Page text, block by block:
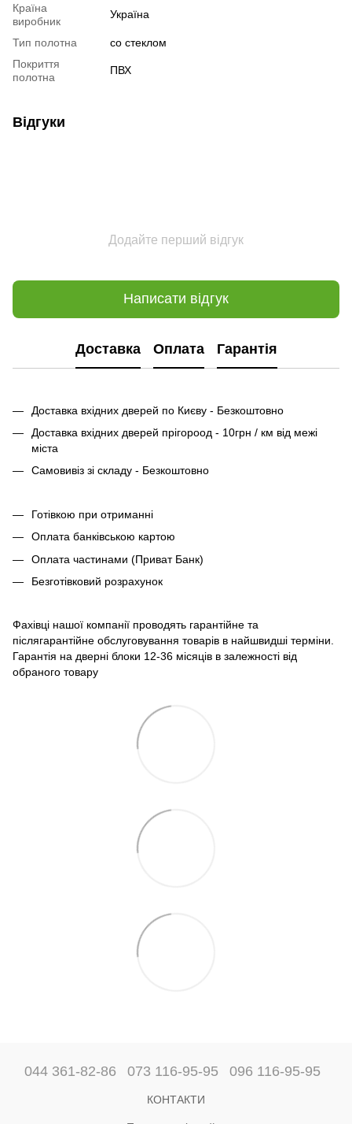
Країна
виробник
Україна
Тип полотна
со стеклом
Покриття
полотна
ПВХ
Відгуки
Додайте перший відгук
Написати відгук
Доставка Оплата Гарантія
Доставка вхідних дверей по Києву - Безкоштовно
Доставка вхідних дверей прігороод - 10грн / км від межі
міста
Самовивіз зі складу - Безкоштовно
Готівкою при отриманні
Оплата банківською картою
Оплата частинами (Приват Банк)
Безготівковий розрахунок
Фахівці нашої компанії проводять гарантійне та
післягарантійне обслуговування товарів в найшвидші терміни.
Гарантія на дверні блоки 12-36 місяців в залежності від
обраного товару
044 361-82-86 073 116-95-95 096 116-95-95
КОНТАКТИ